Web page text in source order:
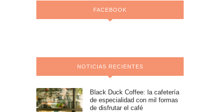
FACEBOOK
NOTICIAS RECIENTES
Black Duck Coffee: la cafetería
de especialidad con mil formas
de disfrutar el café